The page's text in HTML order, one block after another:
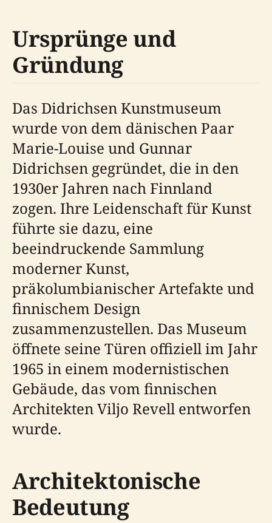
Ursprünge und
Gründung
Das Didrichsen Kunstmuseum
wurde von dem dänischen Paar
Marie-Louise und Gunnar
Didrichsen gegründet, die in den
1930er Jahren nach Finnland
zogen. Ihre Leidenschaft für Kunst
führte sie dazu, eine
beeindruckende Sammlung
moderner Kunst,
präkolumbianischer Artefakte und
finnischem Design
zusammenzustellen. Das Museum
öffnete seine Türen offiziell im Jahr
1965 in einem modernistischen
Gebäude, das vom finnischen
Architekten Viljo Revell entworfen
wurde.
Architektonische
Bedeutung